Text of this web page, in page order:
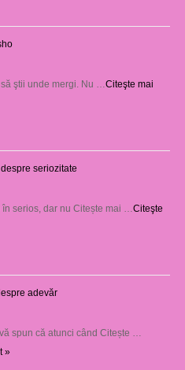
ştii unde mergi. Nu … Citeşte mai
seriozitate
serios, dar nu Citește mai … Citeşte
adevăr
spun că atunci când Citește …
»